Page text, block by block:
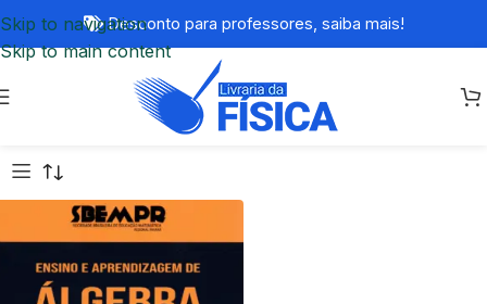
Skip to navigation
Skip to main content
Desconto para professores, saiba mais!